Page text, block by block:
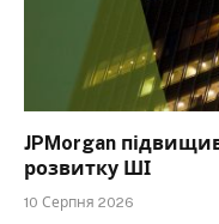
JPMorgan
розвитку ШІ
10 Серпня 2026